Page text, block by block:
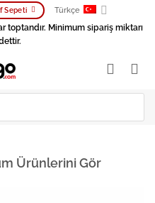
Sepeti Türkçe
toptandır. Minimum sipariş miktarı
Ürünlerini Gör